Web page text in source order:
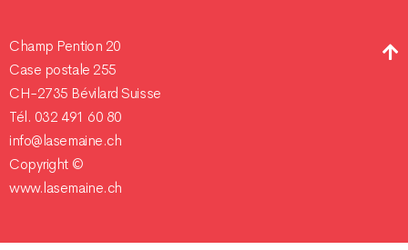
Champ Pention 20
Case postale 255
CH-2735 Bévilard Suisse
Tél. 032 491 60 80
info@lasemaine.ch
Copyright ©
www.lasemaine.ch